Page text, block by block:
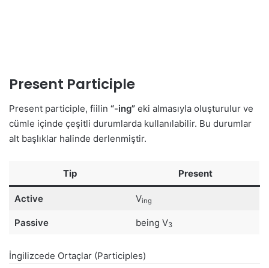
Present Participle
Present participle, fiilin “-ing” eki almasıyla oluşturulur ve
cümle içinde çeşitli durumlarda kullanılabilir. Bu durumlar
alt başlıklar halinde derlenmiştir.
Tip Present
Active Ving
Passive being V3
İngilizcede Ortaçlar (Participles)